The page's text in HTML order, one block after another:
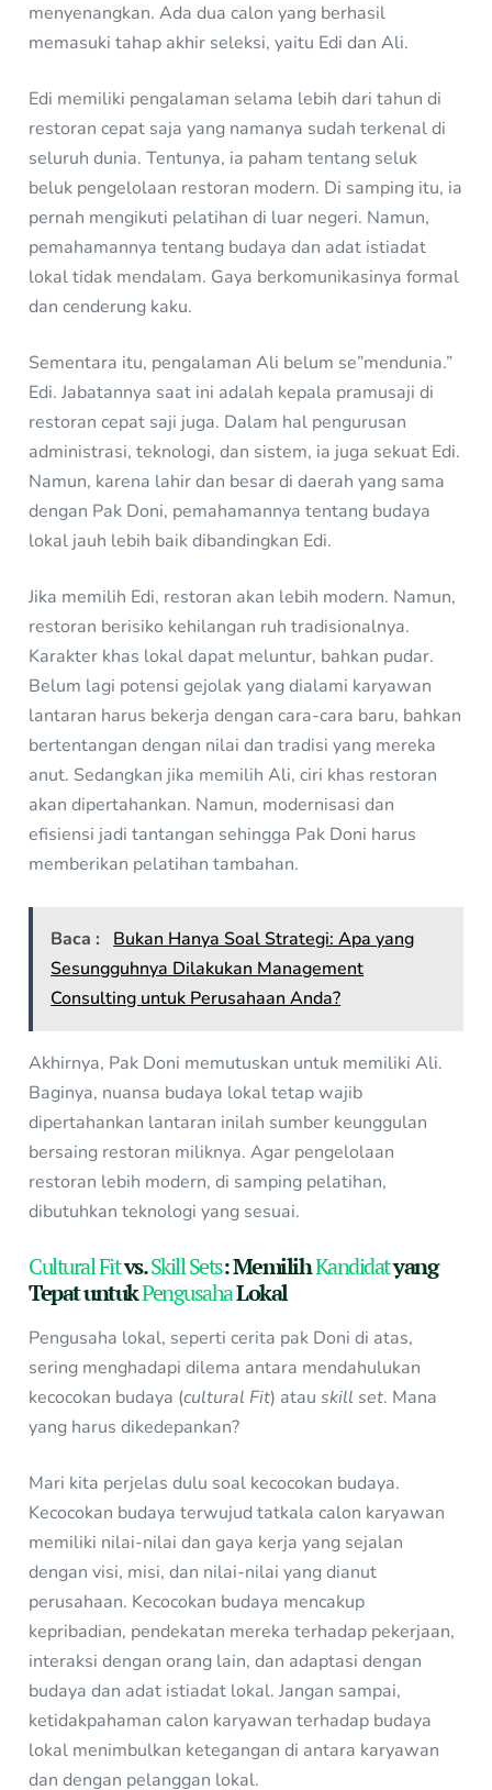
menyenangkan. Ada dua calon yang berhasil
memasuki tahap akhir seleksi, yaitu Edi dan Ali.
Edi memiliki pengalaman selama lebih dari tahun di
restoran cepat saja yang namanya sudah terkenal di
seluruh dunia. Tentunya, ia paham tentang seluk
beluk pengelolaan restoran modern. Di samping itu, ia
pernah mengikuti pelatihan di luar negeri. Namun,
pemahamannya tentang budaya dan adat istiadat
lokal tidak mendalam. Gaya berkomunikasinya formal
dan cenderung kaku.
Sementara itu, pengalaman Ali belum se”mendunia.”
Edi. Jabatannya saat ini adalah kepala pramusaji di
restoran cepat saji juga. Dalam hal pengurusan
administrasi, teknologi, dan sistem, ia juga sekuat Edi.
Namun, karena lahir dan besar di daerah yang sama
dengan Pak Doni, pemahamannya tentang budaya
lokal jauh lebih baik dibandingkan Edi.
Jika memilih Edi, restoran akan lebih modern. Namun,
restoran berisiko kehilangan ruh tradisionalnya.
Karakter khas lokal dapat meluntur, bahkan pudar.
Belum lagi potensi gejolak yang dialami karyawan
lantaran harus bekerja dengan cara-cara baru, bahkan
bertentangan dengan nilai dan tradisi yang mereka
anut. Sedangkan jika memilih Ali, ciri khas restoran
akan dipertahankan. Namun, modernisasi dan
efisiensi jadi tantangan sehingga Pak Doni harus
memberikan pelatihan tambahan.
Baca :
Bukan Hanya Soal Strategi: Apa yang
Sesungguhnya Dilakukan Management
Consulting untuk Perusahaan Anda?
Akhirnya, Pak Doni memutuskan untuk memiliki Ali.
Baginya, nuansa budaya lokal tetap wajib
dipertahankan lantaran inilah sumber keunggulan
bersaing restoran miliknya. Agar pengelolaan
restoran lebih modern, di samping pelatihan,
dibutuhkan teknologi yang sesuai.
Cultural Fitvs.Skill Sets: MemilihKandidatyang
Tepat untukPengusahaLokal
Pengusaha lokal, seperti cerita pak Doni di atas,
sering menghadapi dilema antara mendahulukan
kecocokan budaya (cultural Fit) atauskill set. Mana
yang harus dikedepankan?
Mari kita perjelas dulu soal kecocokan budaya.
Kecocokan budaya terwujud tatkala calon karyawan
memiliki nilai-nilai dan gaya kerja yang sejalan
dengan visi, misi, dan nilai-nilai yang dianut
perusahaan. Kecocokan budaya mencakup
kepribadian, pendekatan mereka terhadap pekerjaan,
interaksi dengan orang lain, dan adaptasi dengan
budaya dan adat istiadat lokal. Jangan sampai,
ketidakpahaman calon karyawan terhadap budaya
lokal menimbulkan ketegangan di antara karyawan
dan dengan pelanggan lokal.